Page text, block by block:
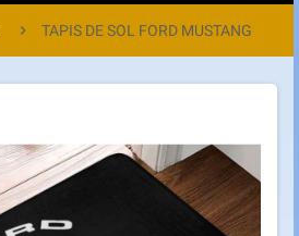
 TAPIS DE SOL FORD MUSTANG